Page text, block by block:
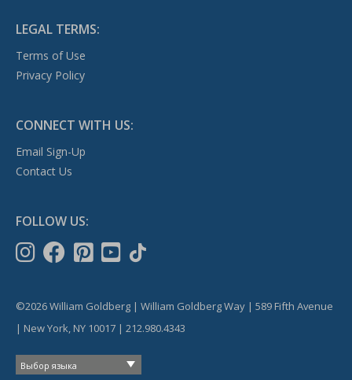
LEGAL TERMS:
Terms of Use
Privacy Policy
CONNECT WITH US:
Email Sign-Up
Contact Us
FOLLOW US:
©2026 William Goldberg | William Goldberg Way | 589 Fifth Avenue
| New York, NY 10017 | 212.980.4343